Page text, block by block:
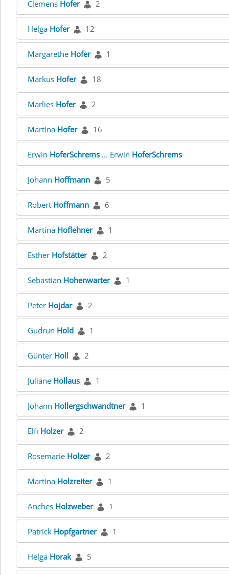
Clemens Hofer 2
Helga Hofer 12
Margarethe Hofer 1
Markus Hofer 18
Marlies Hofer 2
Martina Hofer 16
Erwin HoferSchrems ... Erwin HoferSchrems
Johann Hoffmann 5
Robert Hoffmann 6
Martina Hoflehner 1
Esther Hofstätter 2
Sebastian Hohenwarter 1
Peter Hojdar 2
Gudrun Hold 1
Günter Holl 2
Juliane Hollaus 1
Johann Hollergschwandtner 1
Elfi Holzer 2
Rosemarie Holzer 2
Martina Holzreiter 1
Anches Holzweber 1
Patrick Hopfgartner 1
Helga Horak 5